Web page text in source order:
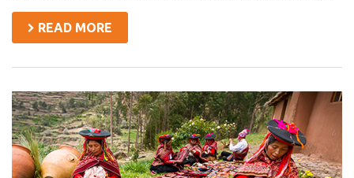
READ MORE
para
mujeres
indígenas
en
el
sector